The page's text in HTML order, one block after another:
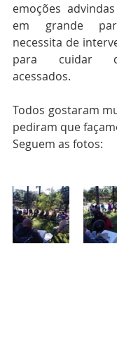
emoções
em grande
necessita de
para cuidar
acessados.
Todos gostaram
pediram que
Seguem as fotos: